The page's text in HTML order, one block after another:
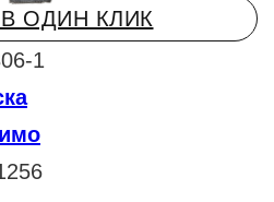
ОДИН КЛИК
1